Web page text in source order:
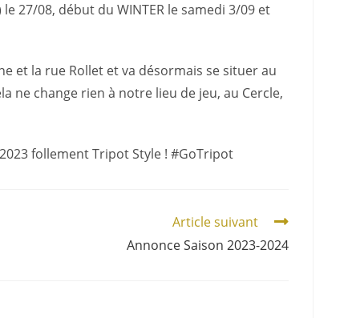
27/08, début du WINTER le samedi 3/09 et
et la rue Rollet et va désormais se situer au
ne change rien à notre lieu de jeu, au Cercle,
follement Tripot Style ! #GoTripot
Article suivant
Annonce Saison 2023-2024